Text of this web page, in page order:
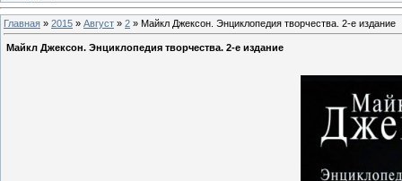
Главная » 2015 » Август » 2 » Майкл Джексон. Энциклопедия творчества. 2-е издание
Майкл Джексон. Энциклопедия творчества. 2-е издание